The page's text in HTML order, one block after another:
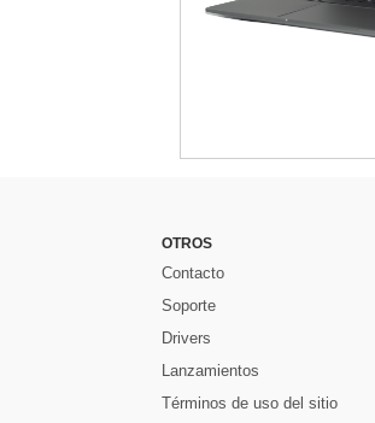
OTROS
Contacto
Soporte
Drivers
Lanzamientos
Términos de uso del sitio